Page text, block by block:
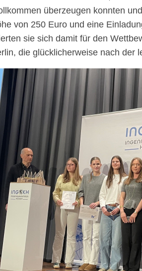
überzeugen konnten
von 250 Euro und eine
sie sich damit für den
die glücklicherweise nach der